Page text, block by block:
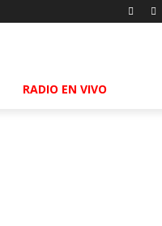
RADIO EN VIVO